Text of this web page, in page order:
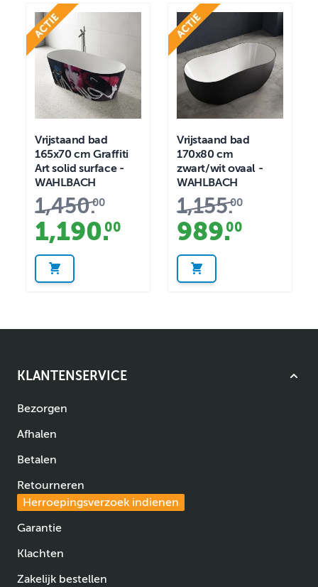
Vrijstaand bad
165x70 cm Graffiti
Art solid surface -
WAHLBACH
1,450.00
1,190.00
Vrijstaand bad
170x80 cm
zwart/wit ovaal -
WAHLBACH
1,155.00
989.00
KLANTENSERVICE
Bezorgen
Afhalen
Betalen
Retourneren
Herroepingsverzoek indienen
Garantie
Klachten
Zakelijk bestellen